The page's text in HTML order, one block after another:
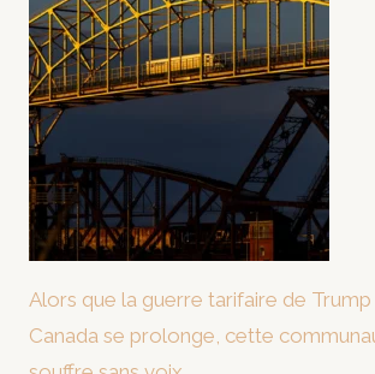
Alors que la guerre tarifaire de
Canada se prolonge, cette